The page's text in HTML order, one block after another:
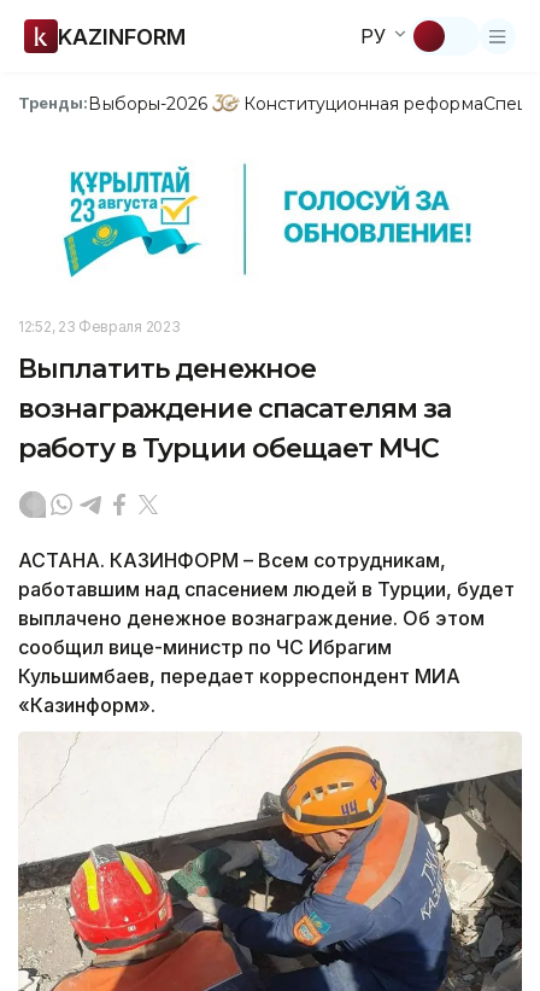
KAZINFORM РУ
Тренды:Выборы-2026 Конституционная реформа
12:52, 23 Февраля 2023
Выплатить денежное
вознаграждение спасателям за
работу в Турции обещает МЧС
АСТАНА. КАЗИНФОРМ – Всем сотрудникам,
работавшим над спасением людей в Турции, будет
выплачено денежное вознаграждение. Об этом
сообщил вице-министр по ЧС Ибрагим
Кульшимбаев, передает корреспондент МИА
«Казинформ».